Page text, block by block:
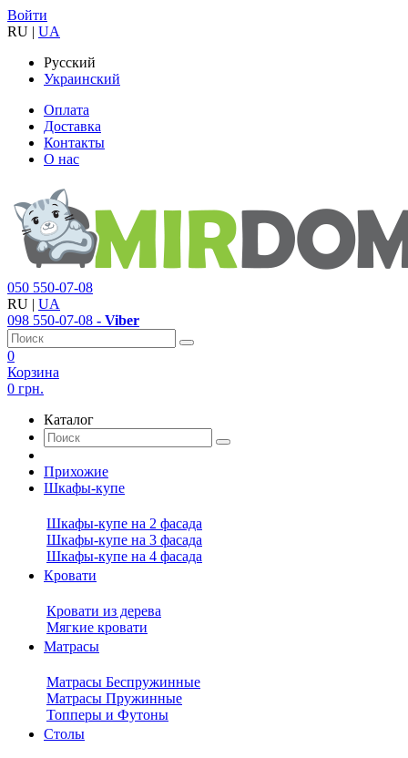
Войти
RU | UA
Русский
Украинский
Оплата
Доставка
Контакты
О нас
050 550-07-08
RU | UA
098 550-07-08 - Viber
0
Корзина
0 грн.
Каталог
Прихожие
Шкафы-купе
Шкафы-купе на 2 фасада
Шкафы-купе на 3 фасада
Шкафы-купе на 4 фасада
Кровати
Кровати из дерева
Мягкие кровати
Матрасы
Матрасы Беспружинные
Матрасы Пружинные
Топперы и Футоны
Столы